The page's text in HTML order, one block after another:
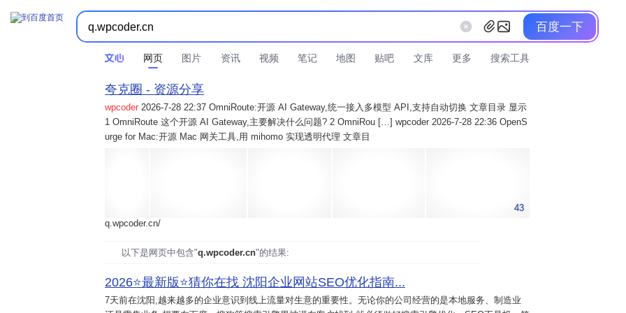
百度一下
网页 图片 资讯 视频 笔记 地图 贴吧 文库 更多 搜索工具
夸克圈 - 资源分享
wpcoder 2026-7-28 22:37 OmniRoute:开源 AI Gateway,统一接入多模型 API,支持自动切换 文章目录 显示
1 OmniRoute 这个开源 AI Gateway,主要解决什么问题? 2 OmniRou […] wpcoder 2026-7-28 22:36 OpenS
urge for Mac:开源 Mac 网关工具,用 mihomo 实现透明代理 文章目
43
q.wpcoder.cn/
以下是网页中包含"q.wpcoder.cn"的结果:
2026⭐️最新版⭐️猜你在找 沈阳企业网站SEO优化指南...
7天前在沈阳,越来越多的企业意识到线上流量对生意的重要性。无论你的公司经营的是本地服务、制造业